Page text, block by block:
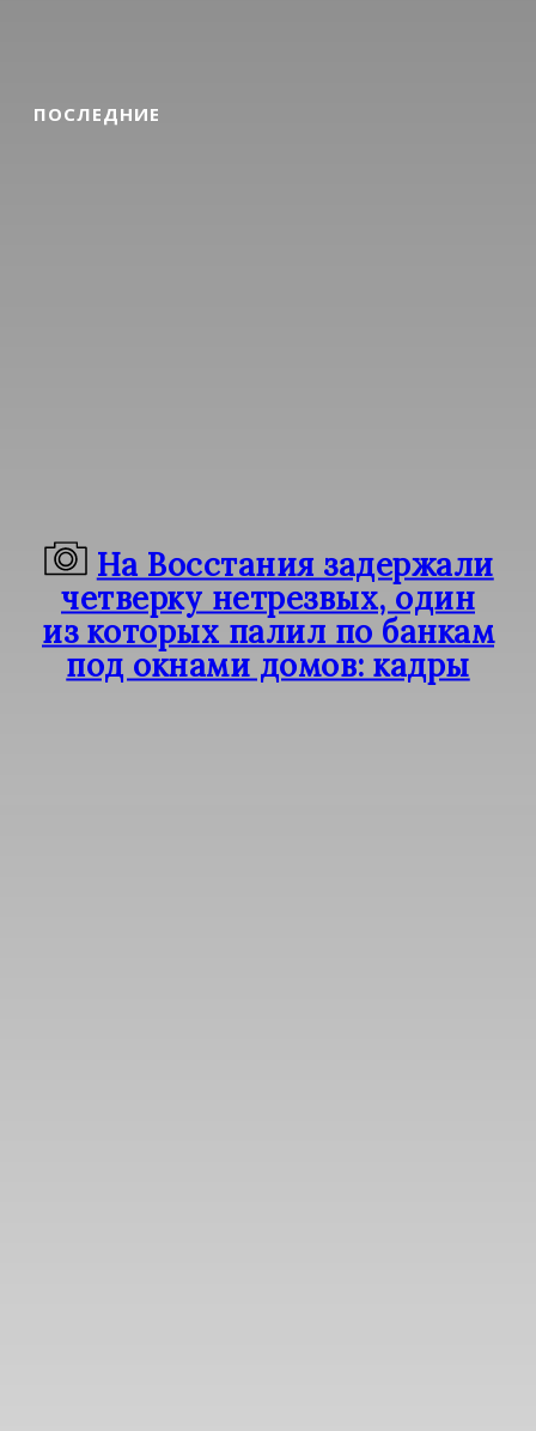
ПОСЛЕДНИЕ
На Восстания задержали
четверку нетрезвых, один
из которых палил по банкам
под окнами домов: кадры